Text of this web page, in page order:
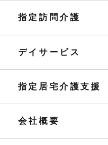
指定訪問介護
デイサービス
指定居宅介護支援
会社概要